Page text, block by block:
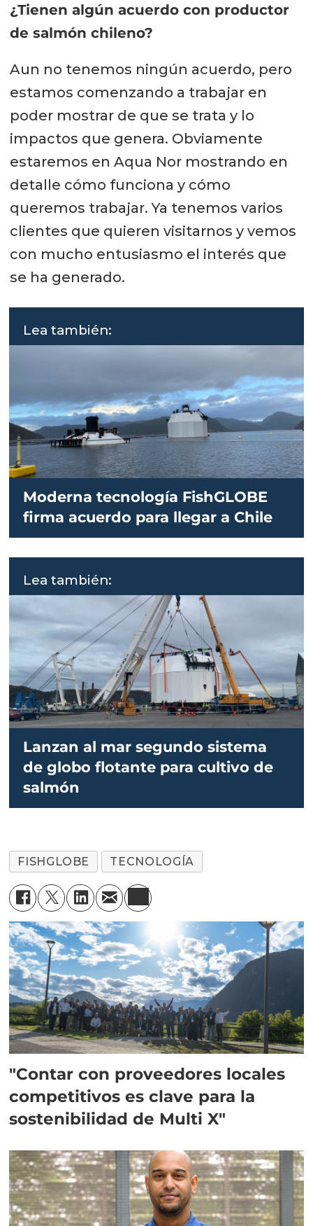
¿Tienen algún acuerdo con productor
de salmón chileno?
Aun no tenemos ningún acuerdo, pero
estamos comenzando a trabajar en
poder mostrar de que se trata y lo
impactos que genera. Obviamente
estaremos en Aqua Nor mostrando en
detalle cómo funciona y cómo
queremos trabajar. Ya tenemos varios
clientes que quieren visitarnos y vemos
con mucho entusiasmo el interés que
se ha generado.
Lea también:
Moderna tecnología FishGLOBE
firma acuerdo para llegar a Chile
Lea también:
Lanzan al mar segundo sistema
de globo flotante para cultivo de
salmón
FISHGLOBE TECNOLOGÍA
"Contar con proveedores locales
competitivos es clave para la
sostenibilidad de Multi X"